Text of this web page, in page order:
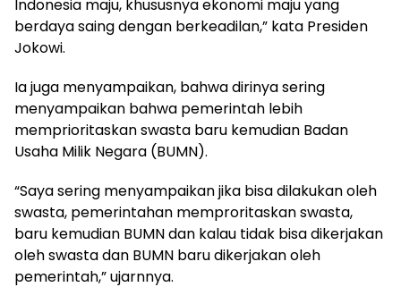
Indonesia maju, khususnya ekonomi maju yang
berdaya saing dengan berkeadilan,” kata Presiden
Jokowi.
Ia juga menyampaikan, bahwa dirinya sering
menyampaikan bahwa pemerintah lebih
memprioritaskan swasta baru kemudian Badan
Usaha Milik Negara (BUMN).
“Saya sering menyampaikan jika bisa dilakukan oleh
swasta, pemerintahan memproritaskan swasta,
baru kemudian BUMN dan kalau tidak bisa dikerjakan
oleh swasta dan BUMN baru dikerjakan oleh
pemerintah,” ujarnnya.